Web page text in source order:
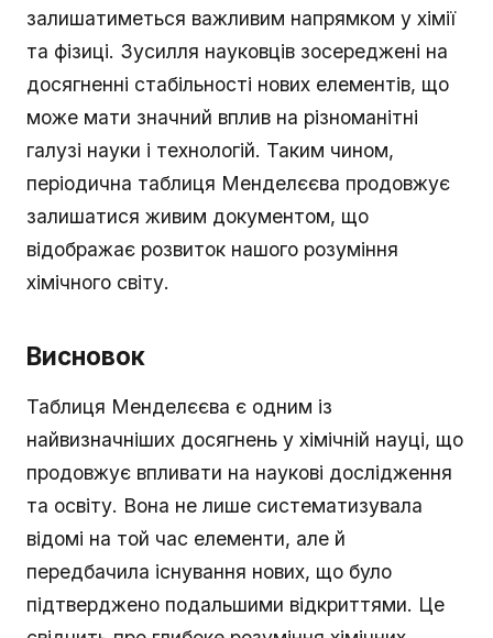
залишатиметься важливим напрямком у хімії
та фізиці. Зусилля науковців зосереджені на
досягненні стабільності нових елементів, що
може мати значний вплив на різноманітні
галузі науки і технологій. Таким чином,
періодична таблиця Менделєєва продовжує
залишатися живим документом, що
відображає розвиток нашого розуміння
хімічного світу.
Висновок
Таблиця Менделєєва є одним із
найвизначніших досягнень у хімічній науці, що
продовжує впливати на наукові дослідження
та освіту. Вона не лише систематизувала
відомі на той час елементи, але й
передбачила існування нових, що було
підтверджено подальшими відкриттями. Це